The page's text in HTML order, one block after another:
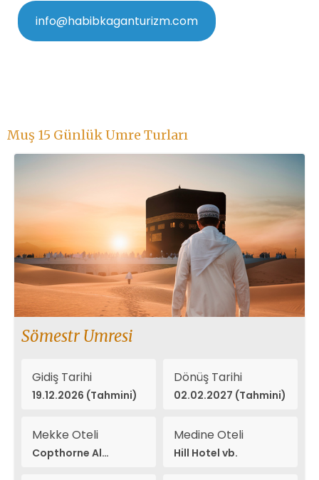
info@habibkaganturizm.com
Muş 15 Günlük Umre Turları
Sömestr Umresi
Gidiş Tarihi
19.12.2026 (Tahmini)
Dönüş Tarihi
02.02.2027 (Tahmini)
Mekke Oteli
Copthorne Al
Medine Oteli
Hill Hotel vb.